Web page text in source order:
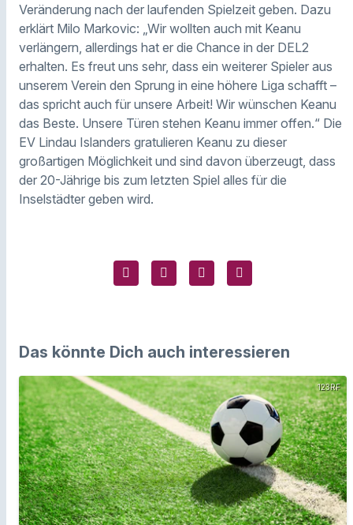
Veränderung nach der laufenden Spielzeit geben. Dazu
erklärt Milo Markovic: „Wir wollten auch mit Keanu
verlängern, allerdings hat er die Chance in der DEL2
erhalten. Es freut uns sehr, dass ein weiterer Spieler aus
unserem Verein den Sprung in eine höhere Liga schafft –
das spricht auch für unsere Arbeit! Wir wünschen Keanu
das Beste. Unsere Türen stehen Keanu immer offen.“ Die
EV Lindau Islanders gratulieren Keanu zu dieser
großartigen Möglichkeit und sind davon überzeugt, dass
der 20-Jährige bis zum letzten Spiel alles für die
Inselstädter geben wird.
Das könnte Dich auch interessieren
123RF